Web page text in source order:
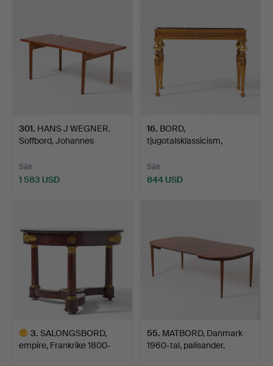
301. HANS J WEGNER.
Soffbord, Johannes
Sålt
1 583 USD
16. BORD,
tjugotalsklassicism,
Sålt
844 USD
3. SALONGSBORD,
empire, Frankrike 1800-
55. MATBORD, Danmark
1960-tal, palisander.